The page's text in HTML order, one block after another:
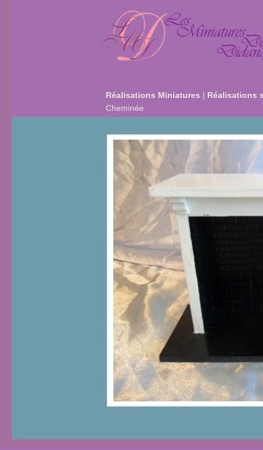
Réalisations Miniatures | Réalisations
Cheminée